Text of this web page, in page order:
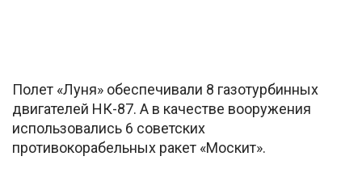
Полет «Луня» обеспечивали 8 газотурбинных
двигателей НК-87. А в качестве вооружения
использовались 6 советских
противокорабельных ракет «Москит».